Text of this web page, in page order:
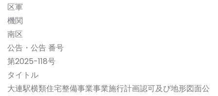
区軍
機関
南区
公告・公告 番号
第2025-118号
タイトル
大連駅横類住宅整備事業事業施行計画認可及び地形図面公